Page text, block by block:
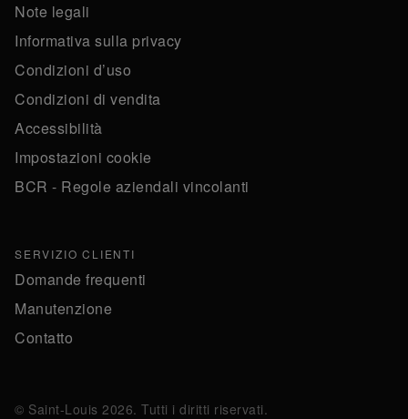
Note legali
Informativa sulla privacy
Condizioni d’uso
Condizioni di vendita
Accessibilità
Impostazioni cookie
BCR - Regole aziendali vincolanti
SERVIZIO CLIENTI
Domande frequenti
Manutenzione
Contatto
© Saint-Louis 2026. Tutti i diritti riservati.